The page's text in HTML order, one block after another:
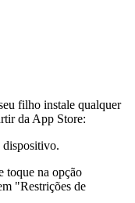
filho instale qualquer
da App Store:
dispositivo.
toque na opção
"Restrições de